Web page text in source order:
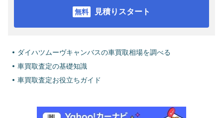
見積りスタート
ダイハツムーヴキャンバスの車買取相場を調べる
車買取査定の基礎知識
車買取査定お役立ちガイド